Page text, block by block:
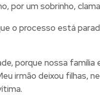
por um sobrinho,
o processo está
porque nossa
irmão deixou filhas,